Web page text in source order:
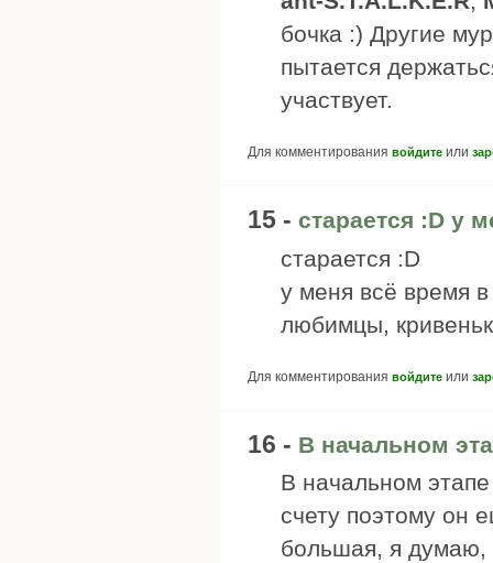
бочка :) Другие
пытается
участвует.
Для комментирования войдите или
15 - старается :D у
старается :D
у меня всё время в
любимцы,
Для комментирования войдите или
16 - В начальном
В начальном
счету поэтому он
большая, я думаю,